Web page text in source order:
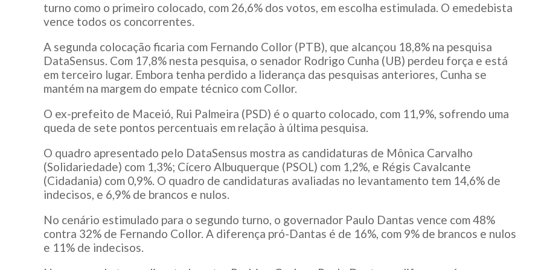
turno como o primeiro colocado, com 26,6% dos votos, em escolha estimulada. O emedebista
vence todos os concorrentes.
A segunda colocação ficaria com Fernando Collor (PTB), que alcançou 18,8% na pesquisa
DataSensus. Com 17,8% nesta pesquisa, o senador Rodrigo Cunha (UB) perdeu força e está
em terceiro lugar. Embora tenha perdido a liderança das pesquisas anteriores, Cunha se
mantém na margem do empate técnico com Collor.
O ex-prefeito de Maceió, Rui Palmeira (PSD) é o quarto colocado, com 11,9%, sofrendo uma
queda de sete pontos percentuais em relação à última pesquisa.
O quadro apresentado pelo DataSensus mostra as candidaturas de Mônica Carvalho
(Solidariedade) com 1,3%; Cícero Albuquerque (PSOL) com 1,2%, e Régis Cavalcante
(Cidadania) com 0,9%. O quadro de candidaturas avaliadas no levantamento tem 14,6% de
indecisos, e 6,9% de brancos e nulos.
No cenário estimulado para o segundo turno, o governador Paulo Dantas vence com 48%
contra 32% de Fernando Collor. A diferença pró-Dantas é de 16%, com 9% de brancos e nulos
e 11% de indecisos.